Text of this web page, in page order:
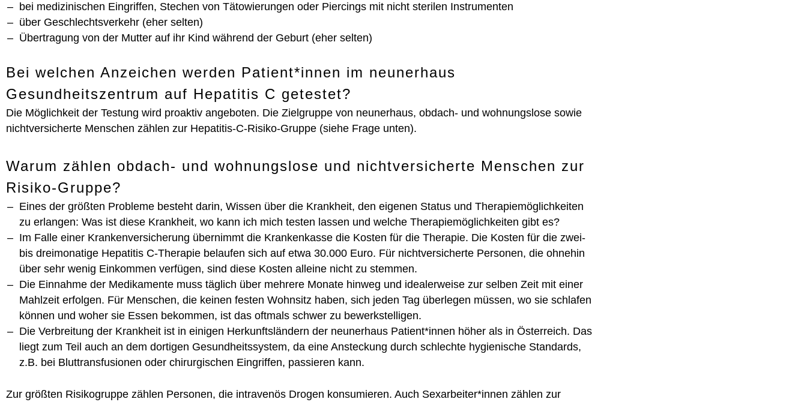
bei medizinischen Eingriffen, Stechen von Tätowierungen oder Piercings mit nicht sterilen Instrumenten
über Geschlechtsverkehr (eher selten)
Übertragung von der Mutter auf ihr Kind während der Geburt (eher selten)
Bei welchen Anzeichen werden Patient*innen im neunerhaus
Gesundheitszentrum auf Hepatitis C getestet?
Die Möglichkeit der Testung wird proaktiv angeboten. Die Zielgruppe von neunerhaus, obdach- und wohnungslose sowie
nichtversicherte Menschen zählen zur Hepatitis-C-Risiko-Gruppe (siehe Frage unten).
Warum zählen obdach- und wohnungslose und nichtversicherte Menschen zur
Risiko-Gruppe?
Eines der größten Probleme besteht darin, Wissen über die Krankheit, den eigenen Status und Therapiemöglichkeiten
zu erlangen: Was ist diese Krankheit, wo kann ich mich testen lassen und welche Therapiemöglichkeiten gibt es?
Im Falle einer Krankenversicherung übernimmt die Krankenkasse die Kosten für die Therapie. Die Kosten für die zwei-
bis dreimonatige Hepatitis C-Therapie belaufen sich auf etwa 30.000 Euro. Für nichtversicherte Personen, die ohnehin
über sehr wenig Einkommen verfügen, sind diese Kosten alleine nicht zu stemmen.
Die Einnahme der Medikamente muss täglich über mehrere Monate hinweg und idealerweise zur selben Zeit mit einer
Mahlzeit erfolgen. Für Menschen, die keinen festen Wohnsitz haben, sich jeden Tag überlegen müssen, wo sie schlafen
können und woher sie Essen bekommen, ist das oftmals schwer zu bewerkstelligen.
Die Verbreitung der Krankheit ist in einigen Herkunftsländern der neunerhaus Patient*innen höher als in Österreich. Das
liegt zum Teil auch an dem dortigen Gesundheitssystem, da eine Ansteckung durch schlechte hygienische Standards,
z.B. bei Bluttransfusionen oder chirurgischen Eingriffen, passieren kann.
Zur größten Risikogruppe zählen Personen, die intravenös Drogen konsumieren. Auch Sexarbeiter*innen zählen zur